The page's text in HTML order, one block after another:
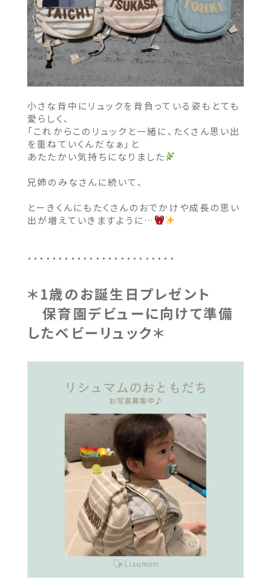
小さな背中にリュックを背負っている姿もとても
愛らしく、
「これからこのリュックと一緒に、たくさん思い出
を重ねていくんだなぁ」と
あたたかい気持ちになりました
兄姉のみなさんに続いて、
とーきくんにもたくさんのおでかけや成長の思い
出が増えていきますように…
・・・・・・・・・・・・・・・・・・・・・・・・
＊1歳のお誕生日プレゼント
保育園デビューに向けて準備
したベビーリュック＊